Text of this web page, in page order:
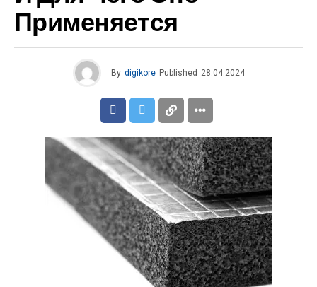
Применяется
By digikore Published 28.04.2024